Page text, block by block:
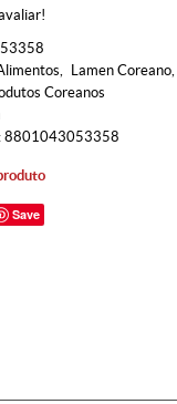
Lamen Coreano
Coreanos
8801043053358
Save